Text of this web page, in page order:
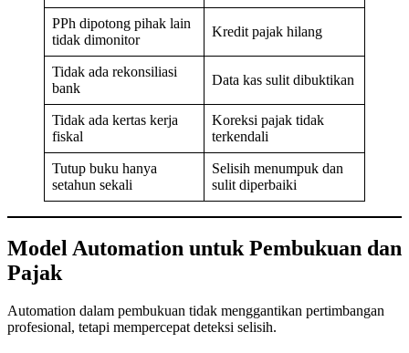
PPh dipotong pihak lain
tidak dimonitor
Kredit pajak hilang
Tidak ada rekonsiliasi
bank
Data kas sulit dibuktikan
Tidak ada kertas kerja
fiskal
Koreksi pajak tidak
terkendali
Tutup buku hanya
setahun sekali
Selisih menumpuk dan
sulit diperbaiki
Model Automation untuk Pembukuan dan
Pajak
Automation dalam pembukuan tidak menggantikan pertimbangan
profesional, tetapi mempercepat deteksi selisih.